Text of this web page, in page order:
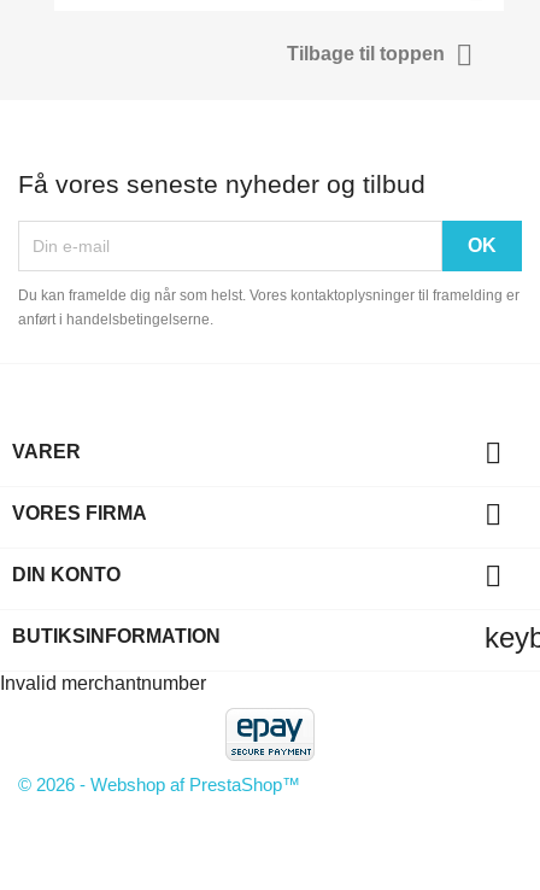
Tilbage til toppen 
Få vores seneste nyheder og tilbud
Du kan framelde dig når som helst. Vores kontaktoplysninger til framelding er
anført i handelsbetingelserne.
VARER 
VORES FIRMA 
DIN KONTO 
BUTIKSINFORMATION
Invalid merchantnumber
© 2026 - Webshop af PrestaShop™